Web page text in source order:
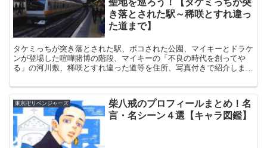
き落とされた駅～稀咲とすれ違っ
た道まで】
タケミっちが突き落とされた駅、ボコされた公園、マイキーとドラケ
ンが登場した喧嘩賭博の階段、マイキーの「不良の時代を創ってや
る」の河川敷、稀咲とすれ違った道等を住所、写真付きで紹介しま
東京卍リベンジャーズ
柴八戒のプロフィールまとめ！名
言・名シーン４選【キャラ図鑑】